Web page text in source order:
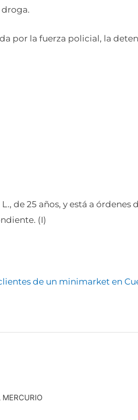
por la fuerza policial, la
L., de 25 años, y está a
(I)
de un minimarket en
MERCURIO